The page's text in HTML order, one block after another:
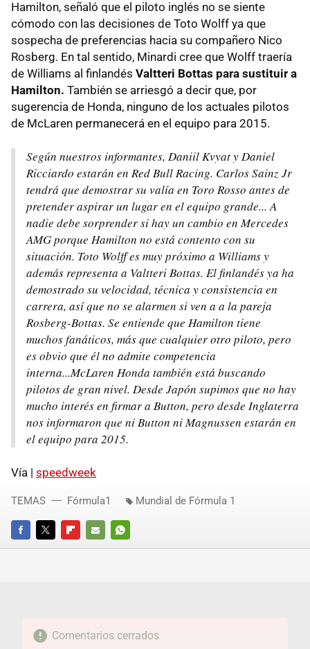
Hamilton, señaló que el piloto inglés no se siente
cómodo con las decisiones de Toto Wolff ya que
sospecha de preferencias hacia su compañero Nico
Rosberg. En tal sentido, Minardi cree que Wolff traería
de Williams al finlandés Valtteri Bottas para sustituir a
Hamilton. También se arriesgó a decir que, por
sugerencia de Honda, ninguno de los actuales pilotos
de McLaren permanecerá en el equipo para 2015.
Según nuestros informantes, Daniil Kvyat y Daniel
Ricciardo estarán en Red Bull Racing. Carlos Sainz Jr
tendrá que demostrar su valía en Toro Rosso antes de
pretender aspirar un lugar en el equipo grande... A
nadie debe sorprender si hay un cambio en Mercedes
AMG porque Hamilton no está contento con su
situación. Toto Wolff es muy próximo a Williams y
además representa a Valtteri Bottas. El finlandés ya ha
demostrado su velocidad, técnica y consistencia en
carrera, así que no se alarmen si ven a a la pareja
Rosberg-Bottas. Se entiende que Hamilton tiene
muchos fanáticos, más que cualquier otro piloto, pero
es obvio que él no admite competencia
interna...McLaren Honda también está buscando
pilotos de gran nivel. Desde Japón supimos que no hay
mucho interés en firmar a Button, pero desde Inglaterra
nos informaron que ni Button ni Magnussen estarán en
el equipo para 2015.
Vía | speedweek
FACEBOOKTWITTERFLIPBOARD
E-
WHATSAPP
TEMAS Fórmula1 Mundial de Fórmula 1
Comentarios cerrados